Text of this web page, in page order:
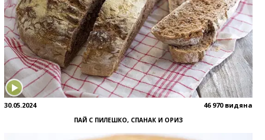
30.05.2024 46 970 видяна
ПАЙ С ПИЛЕШКО, СПАНАК И ОРИЗ